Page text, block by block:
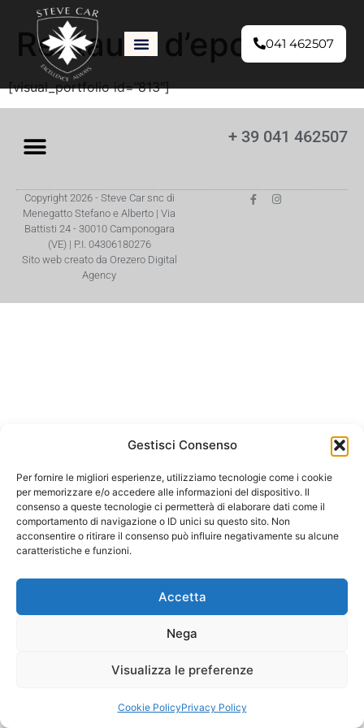
Gestisci Consenso
Per fornire le migliori esperienze, utilizziamo tecnologie come i cookie
per memorizzare e/o accedere alle informazioni del dispositivo. Il
consenso a queste tecnologie ci permetterà di elaborare dati come il
comportamento di navigazione o ID unici su questo sito. Non
acconsentire o ritirare il consenso può influire negativamente su alcune
caratteristiche e funzioni.
Accetta
Nega
Visualizza le preferenze
Cookie PolicyPrivacy Policy
041 462507
Restauro d’epoca
[visual_portfolio id=”813″]
+ 39 041 462507
Copyright 2026 - Steve Car snc di
Menegatto Stefano e Alberto | Via
Battisti 24 - 30010 Camponogara
(VE) | P.I. 04306180276
Sito web creato da Orezero Digital
Agency